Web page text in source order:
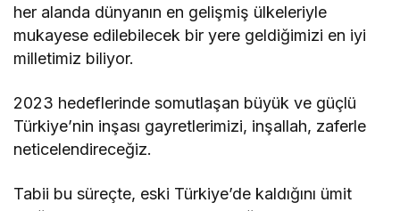
her alanda dünyanın en gelişmiş ülkeleriyle
mukayese edilebilecek bir yere geldiğimizi en iyi
milletimiz biliyor.
2023 hedeflerinde somutlaşan büyük ve güçlü
Türkiye’nin inşası gayretlerimizi, inşallah, zaferle
neticelendireceğiz.
Tabii bu süreçte, eski Türkiye’de kaldığını ümit